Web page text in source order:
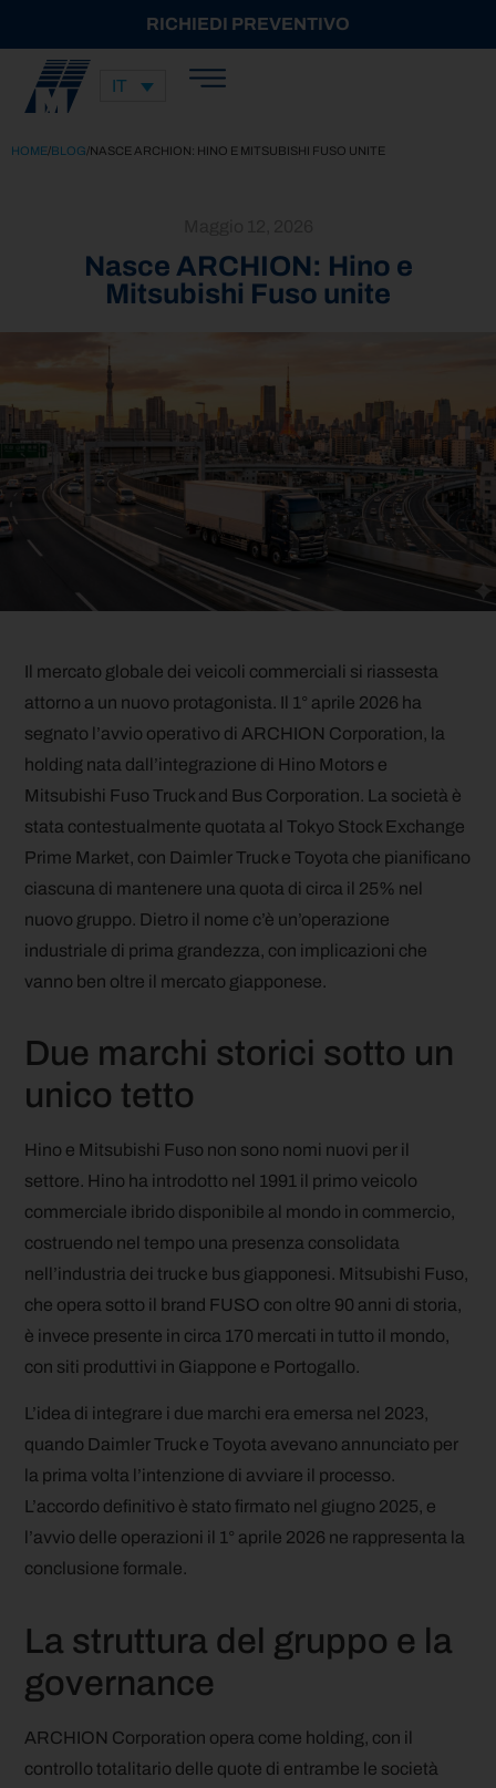
RICHIEDI PREVENTIVO
IT
HOME/BLOG/NASCE ARCHION: HINO E MITSUBISHI FUSO UNITE
Nasce ARCHION: Hino e
Mitsubishi Fuso unite
Il mercato globale dei veicoli commerciali si riassesta
attorno a un nuovo protagonista. Il 1° aprile 2026 ha
segnato l’avvio operativo di ARCHION Corporation, la
holding nata dall’integrazione di Hino Motors e
Mitsubishi Fuso Truck and Bus Corporation. La società è
stata contestualmente quotata al Tokyo Stock Exchange
Prime Market, con Daimler Truck e Toyota che pianificano
ciascuna di mantenere una quota di circa il 25% nel
nuovo gruppo. Dietro il nome c’è un’operazione
industriale di prima grandezza, con implicazioni che
vanno ben oltre il mercato giapponese.
Due marchi storici sotto un
unico tetto
Hino e Mitsubishi Fuso non sono nomi nuovi per il
settore. Hino ha introdotto nel 1991 il primo veicolo
commerciale ibrido disponibile al mondo in commercio,
costruendo nel tempo una presenza consolidata
nell’industria dei truck e bus giapponesi. Mitsubishi Fuso,
che opera sotto il brand FUSO con oltre 90 anni di storia,
è invece presente in circa 170 mercati in tutto il mondo,
con siti produttivi in Giappone e Portogallo.
L’idea di integrare i due marchi era emersa nel 2023,
quando Daimler Truck e Toyota avevano annunciato per
la prima volta l’intenzione di avviare il processo.
L’accordo definitivo è stato firmato nel giugno 2025, e
l’avvio delle operazioni il 1° aprile 2026 ne rappresenta la
conclusione formale.
La struttura del gruppo e la
governance
ARCHION Corporation opera come holding, con il
controllo totalitario delle quote di entrambe le società